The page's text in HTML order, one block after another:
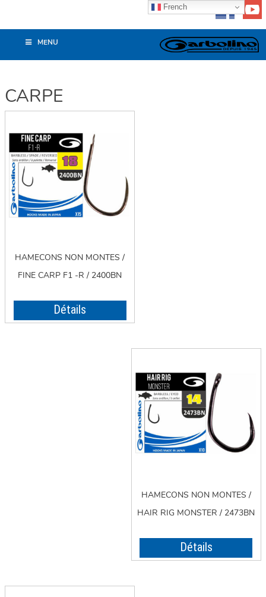
MENU
CARPE
HAMECONS NON MONTES /
FINE CARP F1 -R / 2400BN
Détails
HAMECONS NON MONTES /
HAIR RIG MONSTER / 2473BN
Détails
French